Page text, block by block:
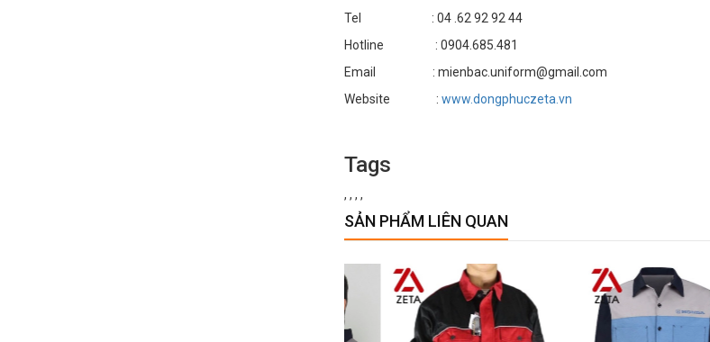
Tel : 04 .62 92 92 44
Hotline : 0904.685.481
Email : mienbac.uniform@gmail.com
Website : www.dongphuczeta.vn
Tags
, , , ,
SẢN PHẨM LIÊN QUAN